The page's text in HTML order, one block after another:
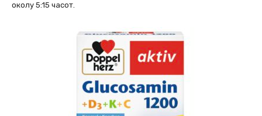
околу 5:15 часот.